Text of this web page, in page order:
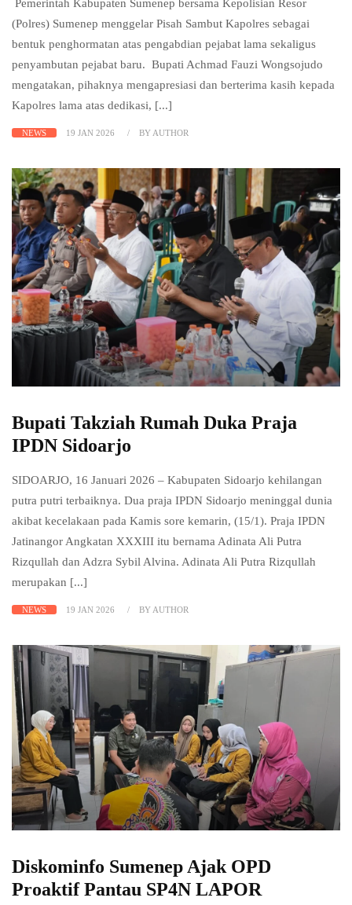
Pemerintah Kabupaten Sumenep bersama Kepolisian Resor
(Polres) Sumenep menggelar Pisah Sambut Kapolres sebagai
bentuk penghormatan atas pengabdian pejabat lama sekaligus
penyambutan pejabat baru. Bupati Achmad Fauzi Wongsojudo
mengatakan, pihaknya mengapresiasi dan berterima kasih kepada
Kapolres lama atas dedikasi, [...]
NEWS 19 JAN 2026 BY AUTHOR
Bupati Takziah Rumah Duka Praja
IPDN Sidoarjo
SIDOARJO, 16 Januari 2026 – Kabupaten Sidoarjo kehilangan
putra putri terbaiknya. Dua praja IPDN Sidoarjo meninggal dunia
akibat kecelakaan pada Kamis sore kemarin, (15/1). Praja IPDN
Jatinangor Angkatan XXXIII itu bernama Adinata Ali Putra
Rizqullah dan Adzra Sybil Alvina. Adinata Ali Putra Rizqullah
merupakan [...]
NEWS 19 JAN 2026 BY AUTHOR
Diskominfo Sumenep Ajak OPD
Proaktif Pantau SP4N LAPOR